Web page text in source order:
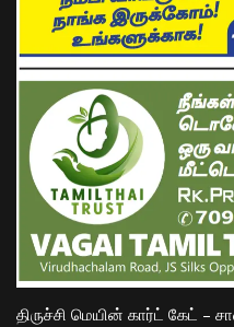
திருச்சி மெயின் கார்ட் கேட்